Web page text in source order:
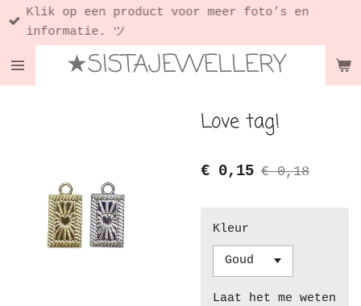
Ga
direct
de
★SISTAJEWELLERY
Klik op een product voor meer foto’s en
informatie. ツ
Love tag!
€ 0,15 € 0,18
Kleur
Laat het me weten